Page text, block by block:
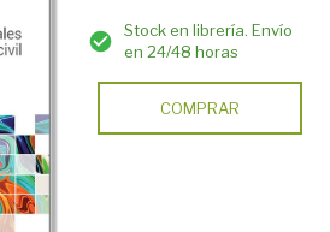
Stock en librería. Envío
en 24/48 horas
COMPRAR